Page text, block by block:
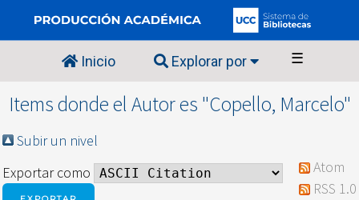
Inicio Explorar por ☰
Items donde el Autor es "Copello, Marcelo"
Subir un nivel
Exportar como
Atom
RSS 1.0